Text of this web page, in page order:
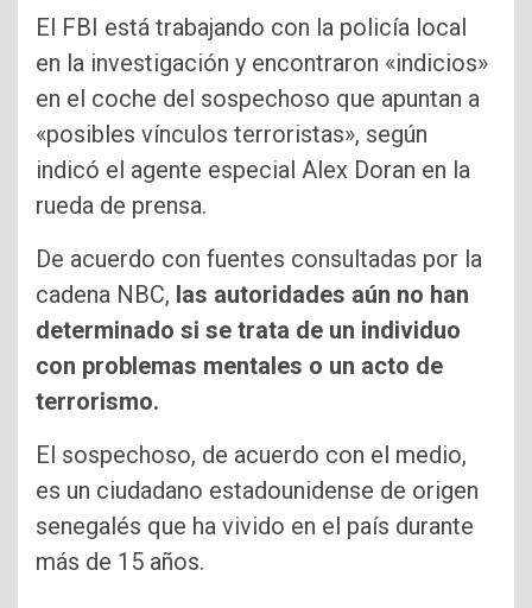
El FBI está trabajando con la policía local
en la investigación y encontraron «indicios»
en el coche del sospechoso que apuntan a
«posibles vínculos terroristas», según
indicó el agente especial Alex Doran en la
rueda de prensa.
De acuerdo con fuentes consultadas por la
cadena NBC, las autoridades aún no han
determinado si se trata de un individuo
con problemas mentales o un acto de
terrorismo.
El sospechoso, de acuerdo con el medio,
es un ciudadano estadounidense de origen
senegalés que ha vivido en el país durante
más de 15 años.